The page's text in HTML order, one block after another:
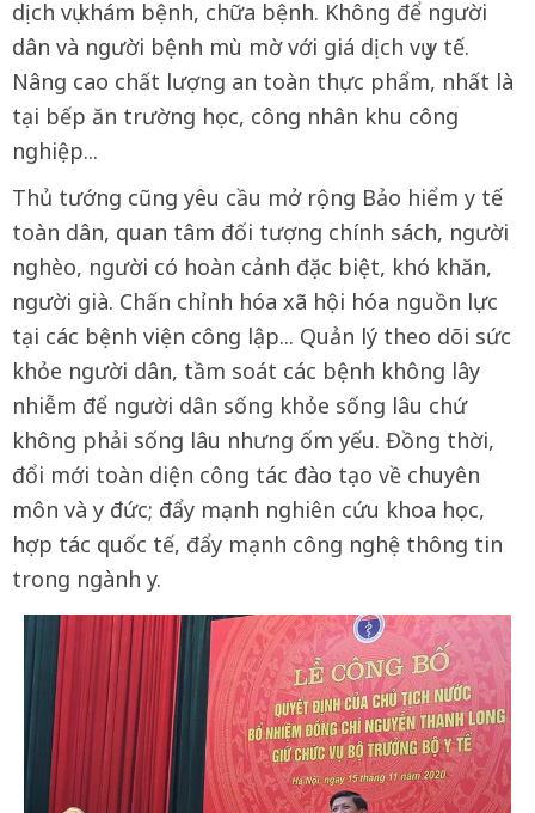
dịch vụ khám bệnh, chữa bệnh. Không để người
dân và người bệnh mù mờ với giá dịch vụ y tế.
Nâng cao chất lượng an toàn thực phẩm, nhất là
tại bếp ăn trường học, công nhân khu công
nghiệp...
Thủ tướng cũng yêu cầu mở rộng Bảo hiểm y tế
toàn dân, quan tâm đối tượng chính sách, người
nghèo, người có hoàn cảnh đặc biệt, khó khăn,
người già. Chấn chỉnh hóa xã hội hóa nguồn lực
tại các bệnh viện công lập... Quản lý theo dõi sức
khỏe người dân, tầm soát các bệnh không lây
nhiễm để người dân sống khỏe sống lâu chứ
không phải sống lâu nhưng ốm yếu. Đồng thời,
đổi mới toàn diện công tác đào tạo về chuyên
môn và y đức; đẩy mạnh nghiên cứu khoa học,
hợp tác quốc tế, đẩy mạnh công nghệ thông tin
trong ngành y.